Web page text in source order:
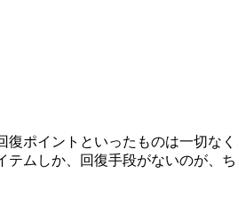
ポイントといったものは一切なく
ムしか、回復手段がないのが、